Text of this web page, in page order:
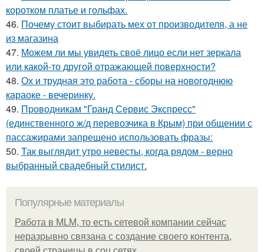
коротком платье и гольфах.
46. Почему стоит выбирать мех от производителя, а не
из магазина
47. Можем ли мы увидеть своё лицо если нет зеркала
или какой-то другой отражающей поверхности?
48. Ох и трудная это работа - сборы на новогоднюю
караоке - вечеринку.
49. Проводникам "Гранд Сервис Экспресс"
(единственного ж/д перевозчика в Крым) при общении с
пассажирами запрещено использовать фразы:
50. Так выглядит утро невесты, когда рядом - верно
выбранный свадебный стилист.
Популярные материалы
Работа в MLM, то есть сетевой компании сейчас
неразрывно связана с создание своего контента,